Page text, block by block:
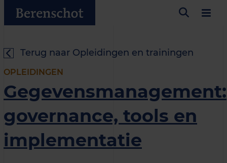
Terug naar Opleidingen en trainingen
OPLEIDINGEN
Gegevensmanagement:
governance, tools en
implementatie